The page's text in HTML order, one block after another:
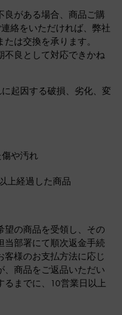
良がある場合、商品ご購
絡をいただければ、弊社
は交換を承ります。
不良として対応できかね
起因する破損、劣化、変
や汚れ
上経過した商品
望の商品を受領し、その
当部署にて順次返金手続
客様のお支払方法に応じ
、商品をご返品いただい
るまでに、10営業日以上